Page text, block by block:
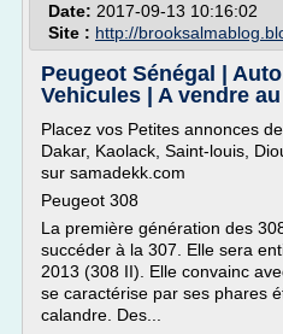
Date: 2017-09-13 10:16:02
Site : http://
Peugeot Sénégal | Auto
Vehicules | A vendre au
Placez vos Petites annonces
Dakar, Kaolack, Saint-louis,
sur samadekk.com
Peugeot 308
La première génération des
succéder à la 307. Elle sera
2013 (308 II). Elle convainc
se caractérise par ses phares
calandre. Des...